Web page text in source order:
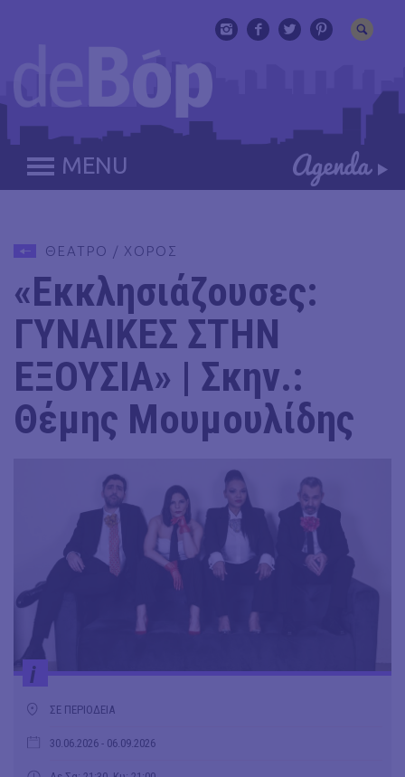
MENU
ΘΕΑΤΡΟ / ΧΟΡΟΣ
«Εκκλησιάζουσες:
ΓΥΝΑΙΚΕΣ ΣΤΗΝ
ΕΞΟΥΣΙΑ» | Σκην.:
Θέμης Μουμουλίδης
i
ΣΕ ΠΕΡΙΟΔΕΙΑ
30.06.2026 - 06.09.2026